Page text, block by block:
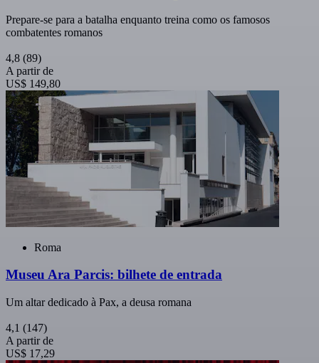
Prepare-se para a batalha enquanto treina como os famosos
combatentes romanos
4,8 (89)
A partir de
US$ 149,80
Roma
Museu Ara Parcis: bilhete de entrada
Um altar dedicado à Pax, a deusa romana
4,1 (147)
A partir de
US$ 17,29